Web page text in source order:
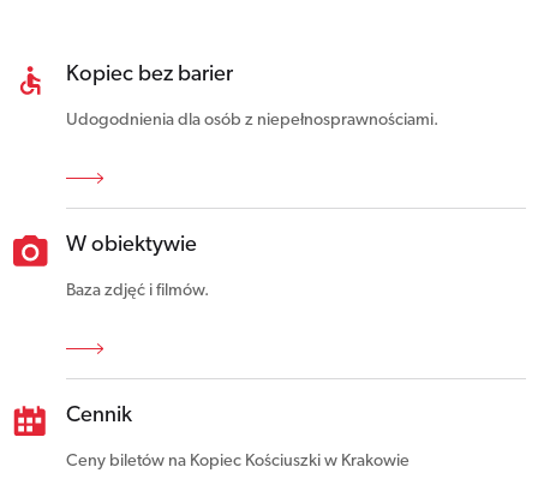
Kopiec bez barier
Udogodnienia dla osób z niepełnosprawnościami.
W obiektywie
Baza zdjęć i filmów.
Cennik
Ceny biletów na Kopiec Kościuszki w Krakowie